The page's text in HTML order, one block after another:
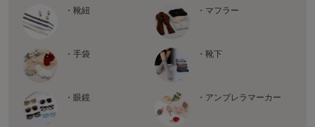
・靴紐 ・マフラー
・手袋 ・靴下
・眼鏡 ・アンブレラマーカー